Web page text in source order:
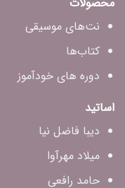
نت‌های موسیقی
کتاب‌ها
دوره های خودآموز
اساتید
دیبا فاضل‌ نیا
میلاد مهرآوا
حامد رافعی